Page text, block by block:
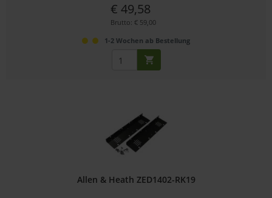
€ 49,58
Brutto: € 59,00
1-2 Wochen ab Bestellung
Allen & Heath ZED1402-RK19